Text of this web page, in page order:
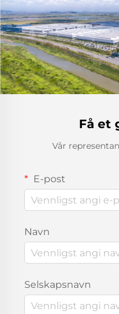
Få et
Vår
E-post
Navn
Selskapsnavn